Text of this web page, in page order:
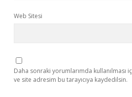
Web Sitesi
Daha sonraki yorumlarımda kullanılması
ve site adresim bu tarayıcıya kaydedilsin.